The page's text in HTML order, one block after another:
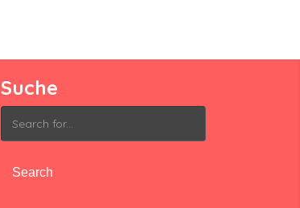
Suche
Search
for: